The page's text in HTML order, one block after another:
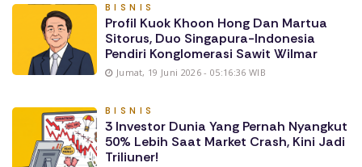
BISNIS
Profil Kuok Khoon Hong Dan Martua
Sitorus, Duo Singapura-Indonesia
Pendiri Konglomerasi Sawit Wilmar
Jumat, 19 Juni 2026 - 05:16:36 WIB
BISNIS
3 Investor Dunia Yang Pernah Nyangkut
50% Lebih Saat Market Crash, Kini Jadi
Triliuner!